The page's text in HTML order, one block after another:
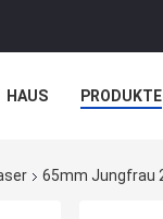
HAUS PRODUKTE
65mm Jungfrau